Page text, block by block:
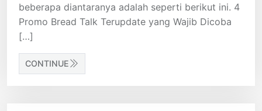
beberapa diantaranya adalah seperti berikut ini. 4
Promo Bread Talk Terupdate yang Wajib Dicoba
[…]
CONTINUE